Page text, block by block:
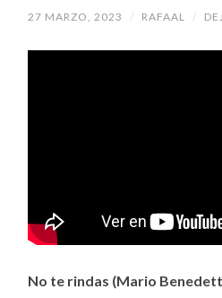
27 MARZO, 2023 / RAFAAL /
No te rindas (Mario